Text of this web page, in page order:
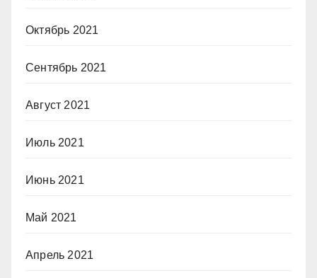
Октябрь 2021
Сентябрь 2021
Август 2021
Июль 2021
Июнь 2021
Май 2021
Апрель 2021